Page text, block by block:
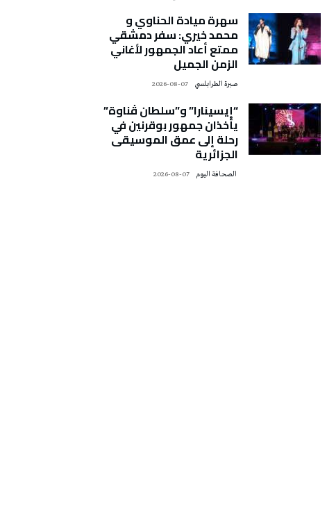
سهرة ميادة الحناوي و
محمد خيري: سفر دمشقي
ممتع أعاد الجمهور لأغاني
الزمن الجميل
صبرة الطرابلسي 2026-08-07
“إيسينارا” و”سلطان ڤناوة”
يأخذان جمهور بوقرنين في
رحلة إلى عمق الموسيقى
الجزائرية
2026-08-07